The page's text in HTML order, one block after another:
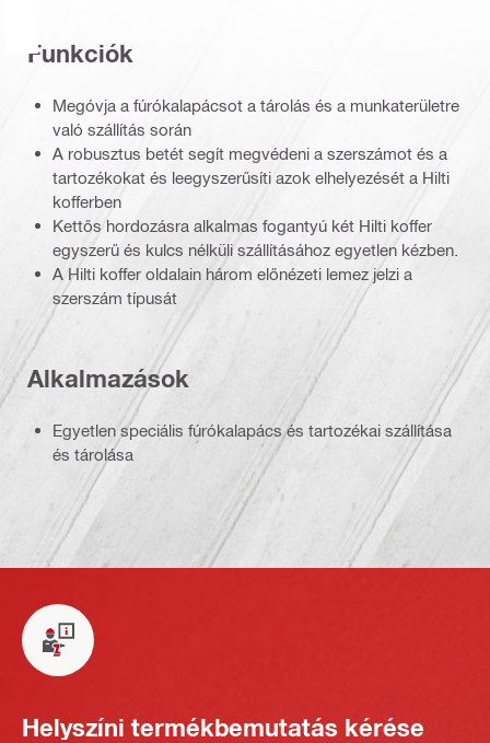
Funkciók
Megóvja a fúrókalapácsot a tárolás és a munkaterületre
való szállítás során
A robusztus betét segít megvédeni a szerszámot és a
tartozékokat és leegyszerűsíti azok elhelyezését a Hilti
kofferben
Kettős hordozásra alkalmas fogantyú két Hilti koffer
egyszerű és kulcs nélküli szállításához egyetlen kézben.
A Hilti koffer oldalain három előnézeti lemez jelzi a
szerszám típusát
Alkalmazások
Egyetlen speciális fúrókalapács és tartozékai szállítása
és tárolása
Helyszíni termékbemutatás kérése